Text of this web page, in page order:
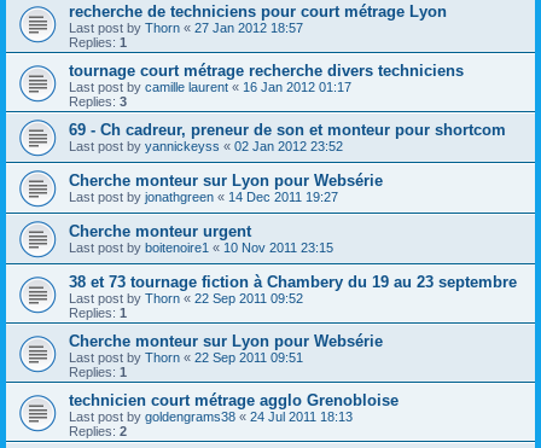
recherche de techniciens pour court métrage Lyon
Last post by Thorn « 27 Jan 2012 18:57
Replies: 1
tournage court métrage recherche divers techniciens
Last post by camille laurent « 16 Jan 2012 01:17
Replies: 3
69 - Ch cadreur, preneur de son et monteur pour shortcom
Last post by yannickeyss « 02 Jan 2012 23:52
Cherche monteur sur Lyon pour Websérie
Last post by jonathgreen « 14 Dec 2011 19:27
Cherche monteur urgent
Last post by boitenoire1 « 10 Nov 2011 23:15
38 et 73 tournage fiction à Chambery du 19 au 23 septembre
Last post by Thorn « 22 Sep 2011 09:52
Replies: 1
Cherche monteur sur Lyon pour Websérie
Last post by Thorn « 22 Sep 2011 09:51
Replies: 1
technicien court métrage agglo Grenobloise
Last post by goldengrams38 « 24 Jul 2011 18:13
Replies: 2